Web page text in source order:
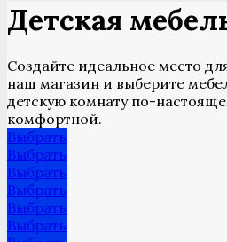
Детская
Создайте идеальное место
наш магазин и выберите
детскую комнату по-
комфортной.
Выбрать
Выбрать
Выбрать
Выбрать
Выбрать
Выбрать